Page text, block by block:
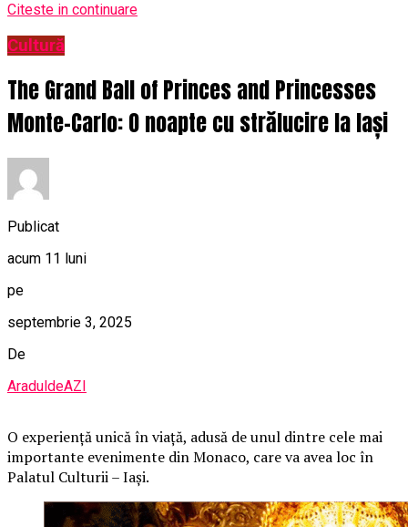
Citeste in continuare
Cultură
The Grand Ball of Princes and Princesses
Monte-Carlo: O noapte cu strălucire la Iași
Publicat
acum 11 luni
pe
septembrie 3, 2025
De
AraduldeAZI
O experiență unică în viață, adusă de unul dintre cele mai
importante evenimente din Monaco, care va avea loc în
Palatul Culturii – Iași.